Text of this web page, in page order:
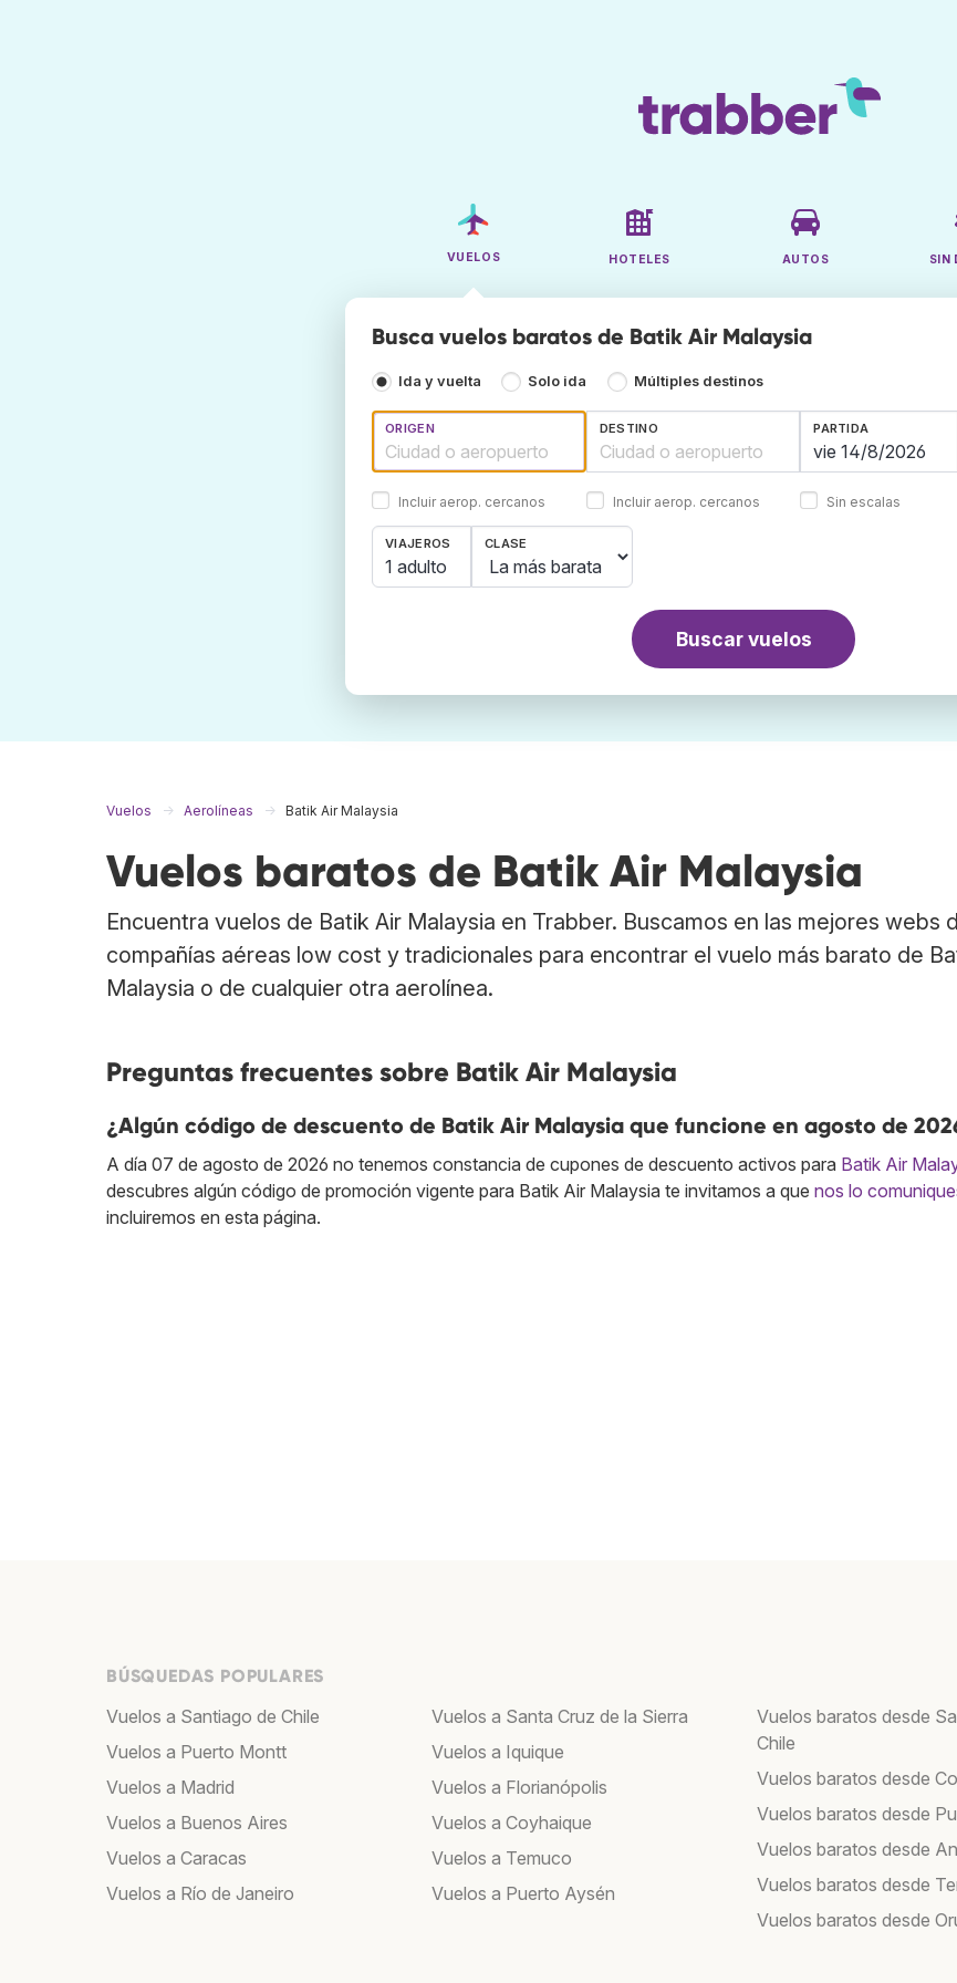
VUELOS HOTELES AUTOS SIN
Busca vuelos baratos de Batik Air Malaysia
Ida y vuelta Solo ida Múltiples destinos
ORIGEN
Incluir aerop. cercanos
DESTINO
Incluir aerop. cercanos
PARTIDA
Sin escalas
VIAJEROS
1 adulto
CLASE
Buscar vuelos
Vuelos Aerolíneas Batik Air Malaysia
Vuelos baratos de Batik Air Malaysia
Encuentra vuelos de Batik Air Malaysia en Trabber. Buscamos en las mejores webs
compañías aéreas low cost y tradicionales para encontrar el vuelo más barato de
Malaysia o de cualquier otra aerolínea.
Preguntas frecuentes sobre Batik Air Malaysia
¿Algún código de descuento de Batik Air Malaysia que funcione en agosto de
A día 07 de agosto de 2026 no tenemos constancia de cupones de descuento activos para Batik Air
descubres algún código de promoción vigente para Batik Air Malaysia te invitamos a que nos lo
incluiremos en esta página.
BÚSQUEDAS POPULARES
Vuelos a Santiago de Chile
Vuelos a Puerto Montt
Vuelos a Madrid
Vuelos a Buenos Aires
Vuelos a Caracas
Vuelos a Río de Janeiro
Vuelos a Santa Cruz de la Sierra
Vuelos a Iquique
Vuelos a Florianópolis
Vuelos a Coyhaique
Vuelos a Temuco
Vuelos a Puerto Aysén
Vuelos baratos desde
Chile
Vuelos baratos desde
Vuelos baratos desde
Vuelos baratos desde
Vuelos baratos desde
Vuelos baratos desde